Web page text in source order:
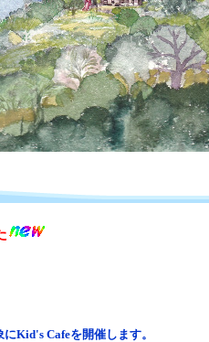
Cafeを開催します。